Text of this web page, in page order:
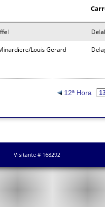
Louis Gerard
12ª Hora
Visitante # 168292